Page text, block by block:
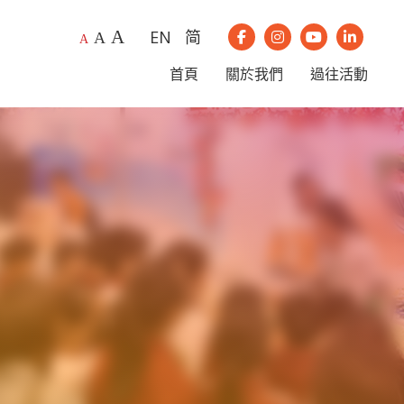
A A A EN 简 我們的Facebook
我們的Instagram
我們的我們的
首頁 關於我們 過往活動